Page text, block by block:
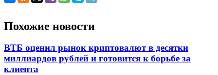
Похожие новости
ВТБ оценил рынок криптовалют в десятки
миллиардов рублей и готовится к борьбе за
клиента